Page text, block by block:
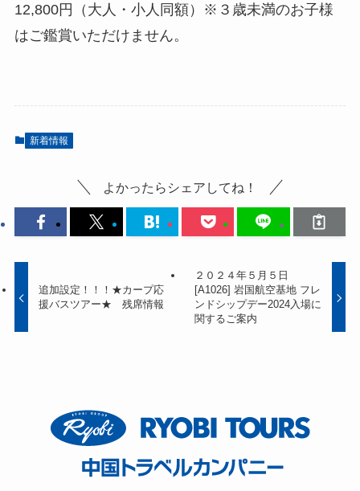
12,800円（大人・小人同額）※３歳未満のお子様
はご鑑賞いただけません。
新着情報
よかったらシェアしてね！
追加設定！！！★カープ応
援バスツアー★ 残席情報
２０２４年５月５日
[A1026] 岩国航空基地 フレ
ンドシップデー2024入場に
関するご案内